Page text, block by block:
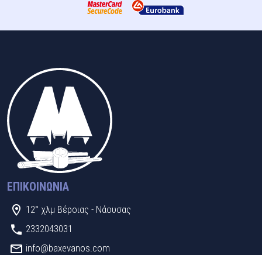
ΕΠΙΚΟΙΝΩΝΊΑ
12° χλμ Βέροιας - Νάουσας
2332043031
info@baxevanos.com